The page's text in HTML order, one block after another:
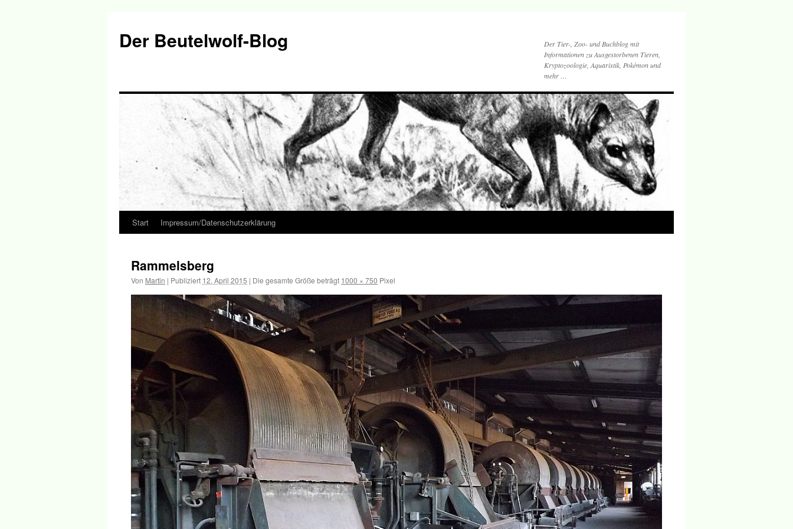
Der Beutelwolf-Blog
Der Tier-, Zoo- und Buchblog mit
Informationen zu Ausgestorbenen Tieren,
Kryptozoologie, Aquaristik, Pokémon und
mehr …
Springe
Inhalt
Start Impressum/Datenschutzerklärung
Rammelsberg
Von Martin | Publiziert 12. April 2015 | Die gesamte Größe beträgt 1000 × 750 Pixel